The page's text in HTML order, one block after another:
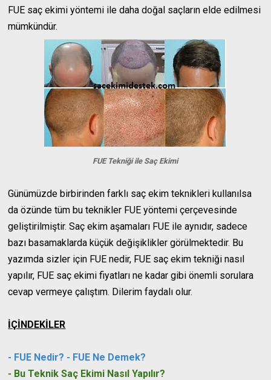
FUE saç ekimi yöntemi ile daha doğal saçların elde edilmesi
mümkündür.
FUE Tekniği ile Saç Ekimi
Günümüzde birbirinden farklı saç ekim teknikleri kullanılsa
da özünde tüm bu teknikler FUE yöntemi çerçevesinde
geliştirilmiştir. Saç ekim aşamaları FUE ile aynıdır, sadece
bazı basamaklarda küçük değişiklikler görülmektedir. Bu
yazımda sizler için FUE nedir, FUE saç ekim tekniği nasıl
yapılır, FUE saç ekimi fiyatları ne kadar gibi önemli sorulara
cevap vermeye çalıştım. Dilerim faydalı olur.
İÇİNDEKİLER
- FUE Nedir? - FUE Ne Demek?
- Bu Teknik Saç Ekimi Nasıl Yapılır?